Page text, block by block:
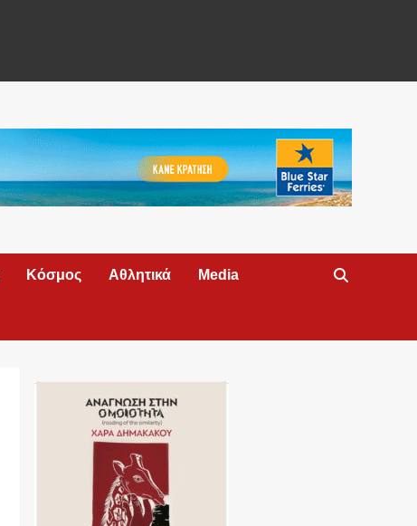
Κόσμος Αθλητικά Media